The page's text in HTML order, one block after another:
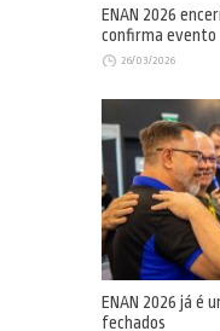
ENAN 2026
confirma evento
26/03/2026
ENAN 2026 já é
fechados